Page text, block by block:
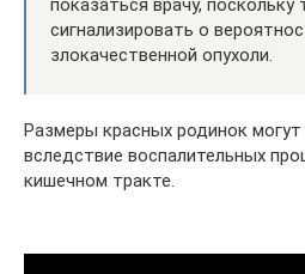
показаться врачу,
сигнализировать о
злокачественной опухоли.
Размеры красных родинок могут
вследствие воспалительных
кишечном тракте.